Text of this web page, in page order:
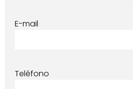
E-mail
Teléfono